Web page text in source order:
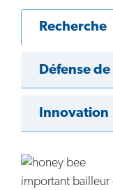
Recherche
Défense de
Innovation
important bailleur